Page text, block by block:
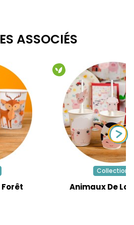
ASSOCIÉS
Forêt
Collection
Animaux De La